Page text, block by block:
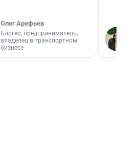
Олег Арефьев
Блогер, предприниматель,
владелец в транспортном
бизнесе